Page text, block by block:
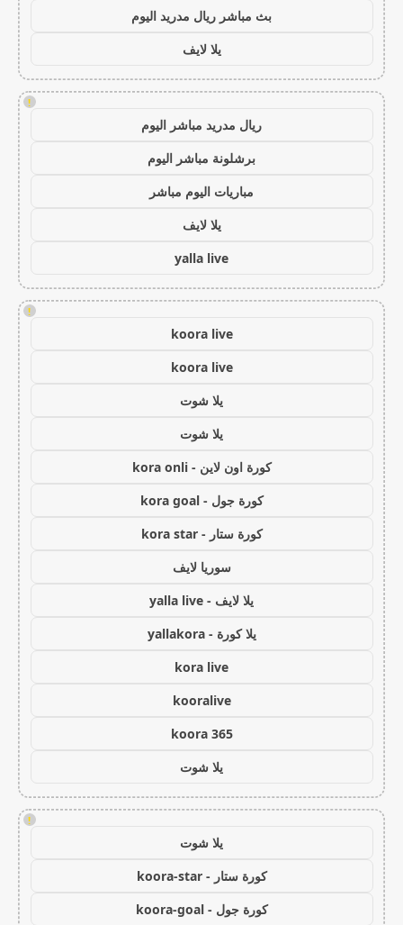
بث مباشر ريال مدريد اليوم
يلا لايف
!
ريال مدريد مباشر اليوم
برشلونة مباشر اليوم
مباريات اليوم مباشر
يلا لايف
yalla live
!
koora live
koora live
يلا شوت
يلا شوت
كورة اون لاين - kora onli
كورة جول - kora goal
كورة ستار - kora star
سوريا لايف
يلا لايف - yalla live
يلا كورة - yallakora
kora live
kooralive
koora 365
يلا شوت
!
يلا شوت
كورة ستار - koora-star
كورة جول - koora-goal